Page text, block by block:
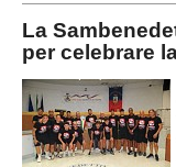
La
per celebrare